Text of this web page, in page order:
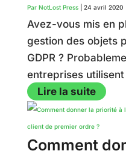
Par NotLost Press| 24 avril 2020
Avez-vous mis en
gestion des objets
GDPR ?
entreprises utilisent
Lire la suite
Comment